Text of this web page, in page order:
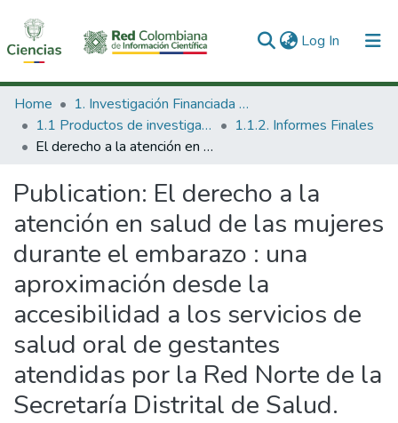
Log In (current)
Communities & Collections
All of DSpace
Home
1. Investigación Financiada con Recursos Públicos
1.1 Productos de investigación
1.1.2. Informes Finales
El derecho a la atención en salud de las mujeres durante el embarazo : una aproximación desde la accesibilidad a los servicios de salud oral de gestantes atendidas por la Red Norte de la Secretaría Distrital de Salud.
Publication: El derecho a la
atención en salud de las mujeres
durante el embarazo : una
aproximación desde la
accesibilidad a los servicios de
salud oral de gestantes
atendidas por la Red Norte de la
Secretaría Distrital de Salud.